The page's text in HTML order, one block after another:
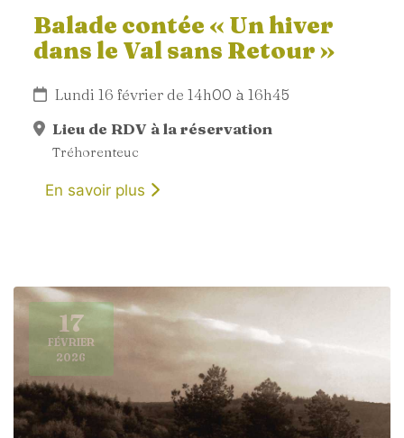
Balade contée « Un hiver
dans le Val sans Retour »
Lundi 16 février de 14h00 à 16h45
Lieu de RDV à la réservation
Tréhorenteuc
En savoir plus
17
FÉVRIER
2026